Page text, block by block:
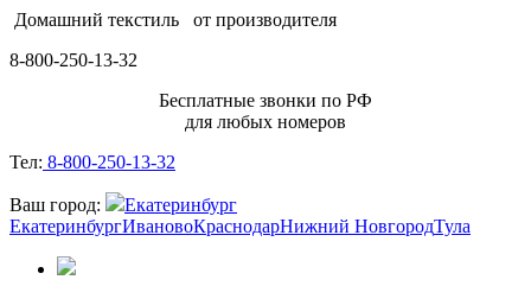
Домашний текстиль от производителя
8-800-250-13-32
Бесплатные звонки по РФ
для любых номеров
Тел: 8-800-250-13-32
Ваш город:
Екатеринбург
ЕкатеринбургИвановоКраснодарНижний НовгородТула